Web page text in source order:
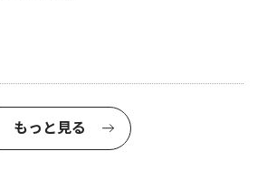
もっと見る